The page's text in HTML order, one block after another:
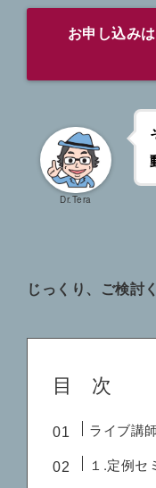
お申し込み
Dr.Tera
じっくり、ご検討
目 次
ライブ講
１.定例セ